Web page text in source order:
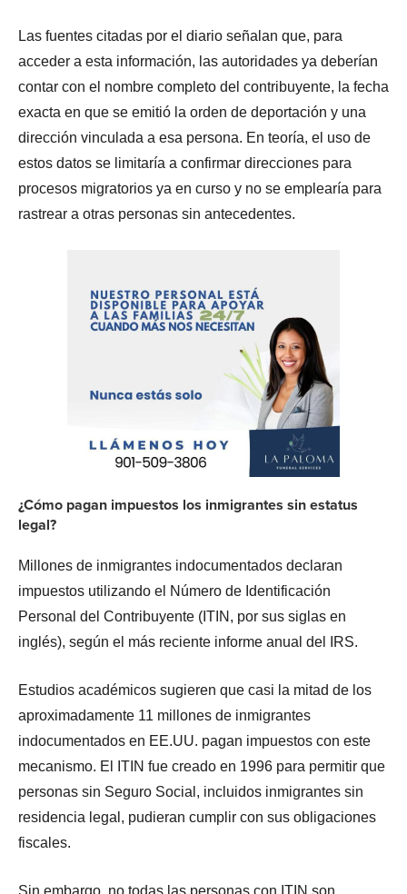
Las fuentes citadas por el diario señalan que, para
acceder a esta información, las autoridades ya deberían
contar con el nombre completo del contribuyente, la fecha
exacta en que se emitió la orden de deportación y una
dirección vinculada a esa persona. En teoría, el uso de
estos datos se limitaría a confirmar direcciones para
procesos migratorios ya en curso y no se emplearía para
rastrear a otras personas sin antecedentes.
¿Cómo pagan impuestos los inmigrantes sin estatus
legal?
Millones de inmigrantes indocumentados declaran
impuestos utilizando el Número de Identificación
Personal del Contribuyente (ITIN, por sus siglas en
inglés), según el más reciente informe anual del IRS.
Estudios académicos sugieren que casi la mitad de los
aproximadamente 11 millones de inmigrantes
indocumentados en EE.UU. pagan impuestos con este
mecanismo. El ITIN fue creado en 1996 para permitir que
personas sin Seguro Social, incluidos inmigrantes sin
residencia legal, pudieran cumplir con sus obligaciones
fiscales.